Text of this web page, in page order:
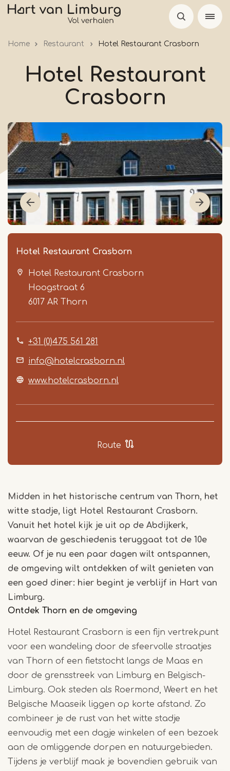
Overslaan
inhoud
Home Restaurant Hotel Restaurant Crasborn
Hotel Restaurant
Crasborn
Hotel Restaurant Crasborn
Hotel Restaurant Crasborn
Hoogstraat 6
6017 AR Thorn
+31 (0)475 561 281
info@hotelcrasborn.nl
www.hotelcrasborn.nl
Route
Item
Midden in het historische centrum van Thorn, het
witte stadje, ligt Hotel Restaurant Crasborn.
Vanuit het hotel kijk je uit op de Abdijkerk,
waarvan de geschiedenis teruggaat tot de 10e
eeuw. Of je nu een paar dagen wilt ontspannen,
de omgeving wilt ontdekken of wilt genieten van
een goed diner: hier begint je verblijf in Hart van
Limburg.
Ontdek Thorn en de omgeving
Hotel Restaurant Crasborn is een fijn vertrekpunt
voor een wandeling door de sfeervolle straatjes
van Thorn of een fietstocht langs de Maas en
door de grensstreek van Limburg en Belgisch-
Limburg. Ook steden als Roermond, Weert en het
Belgische Maaseik liggen op korte afstand. Zo
combineer je de rust van het witte stadje
eenvoudig met een dagje winkelen of een bezoek
aan de omliggende dorpen en natuurgebieden.
Tijdens je verblijf maak je bovendien gebruik van